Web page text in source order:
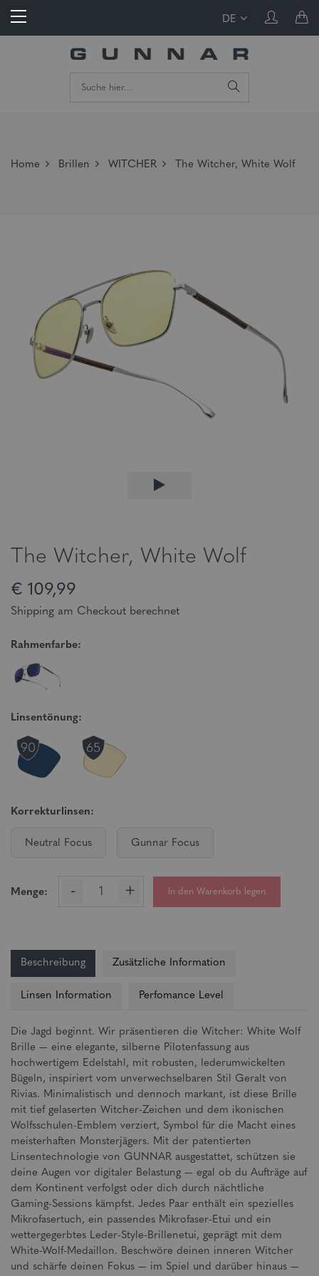
DE
Home Brillen WITCHER The Witcher, White Wolf
The Witcher, White Wolf
€ 109,99
Shipping am Checkout berechnet
Rahmenfarbe:
Linsentönung:
Korrekturlinsen:
Neutral Focus Gunnar Focus
Menge: - + In den Warenkorb legen
Beschreibung Zusätzliche Information
Linsen Information Perfomance Level
Die Jagd beginnt. Wir präsentieren die Witcher: White Wolf
Brille — eine elegante, silberne Pilotenfassung aus
hochwertigem Edelstahl, mit robusten, lederumwickelten
Bügeln, inspiriert vom unverwechselbaren Stil Geralt von
Rivias. Minimalistisch und dennoch markant, ist diese Brille
mit tief gelaserten Witcher-Zeichen und dem ikonischen
Wolfsschulen-Emblem verziert, Symbol für die Macht eines
meisterhaften Monsterjägers. Mit der patentierten
Linsentechnologie von GUNNAR ausgestattet, schützen sie
deine Augen vor digitaler Belastung — egal ob du Aufträge auf
dem Kontinent verfolgst oder dich durch nächtliche
Gaming-Sessions kämpfst. Jedes Paar enthält ein spezielles
Mikrofasertuch, ein passendes Mikrofaser-Etui und ein
wettergegerbtes Leder-Style-Brillenetui, geprägt mit dem
White-Wolf-Medaillon. Beschwöre deinen inneren Witcher
und schärfe deinen Fokus — im Spiel und darüber hinaus —